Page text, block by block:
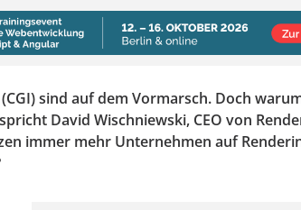
sind auf dem Vormarsch. Doch
David Wischniewski, CEO von
immer mehr Unternehmen auf